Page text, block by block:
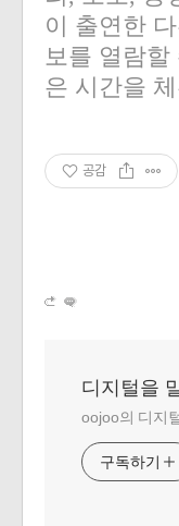
이 출연한
보를 열람할
은 시간을
공감
디지털을
oojoo의 디지
구독하기